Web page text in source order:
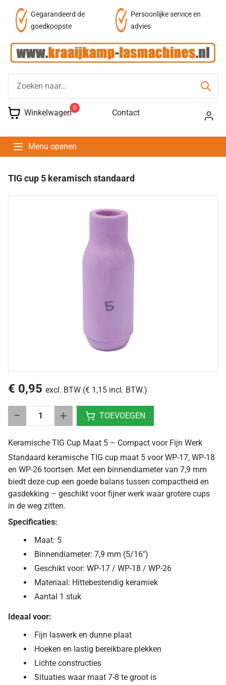
Gegarandeerd de
goedkoopste
Persoonlijke service en
advies
Winkelwagen 0 Contact
Menu openen
Keramische TIG Cup Maat 5 – Compact voor Fijn Werk
Standaard keramische TIG cup maat 5 voor WP-17, WP-18
en WP-26 toortsen. Met een binnendiameter van 7,9 mm
biedt deze cup een goede balans tussen compactheid en
gasdekking – geschikt voor fijner werk waar grotere cups
in de weg zitten.
Specificaties:
Maat: 5
Binnendiameter: 7,9 mm (5/16")
Geschikt voor: WP-17 / WP-18 / WP-26
Materiaal: Hittebestendig keramiek
Aantal 1 stuk
Ideaal voor:
Fijn laswerk en dunne plaat
Hoeken en lastig bereikbare plekken
Lichte constructies
Situaties waar maat 7-8 te groot is
TIG cup 5 keramisch standaard
€ 0,95 excl. BTW (€ 1,15 incl. BTW.)
− + TOEVOEGEN